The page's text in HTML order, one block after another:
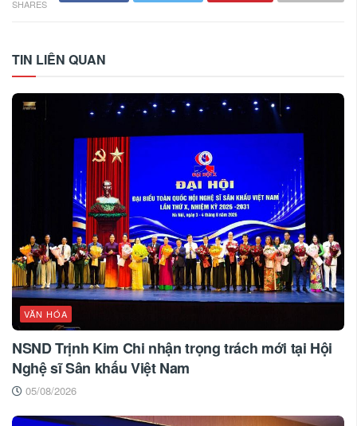
SHARES
TIN LIÊN QUAN
VĂN HÓA
NSND Trịnh Kim Chi nhận trọng trách mới tại Hội
Nghệ sĩ Sân khấu Việt Nam
05/08/2026